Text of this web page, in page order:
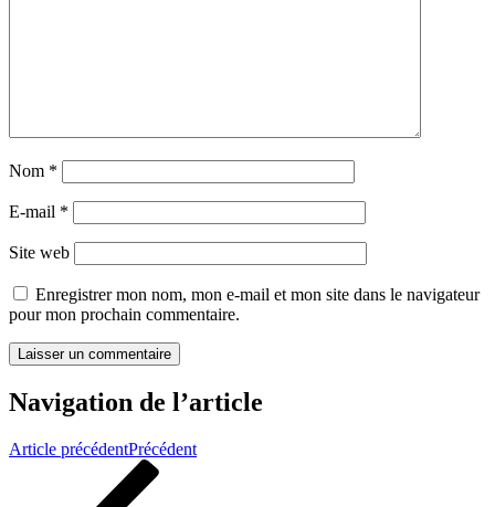
Nom *
E-mail *
Site web
Enregistrer mon nom, mon e-mail et mon site dans le navigateur
pour mon prochain commentaire.
Navigation de l’article
Article précédentPrécédent